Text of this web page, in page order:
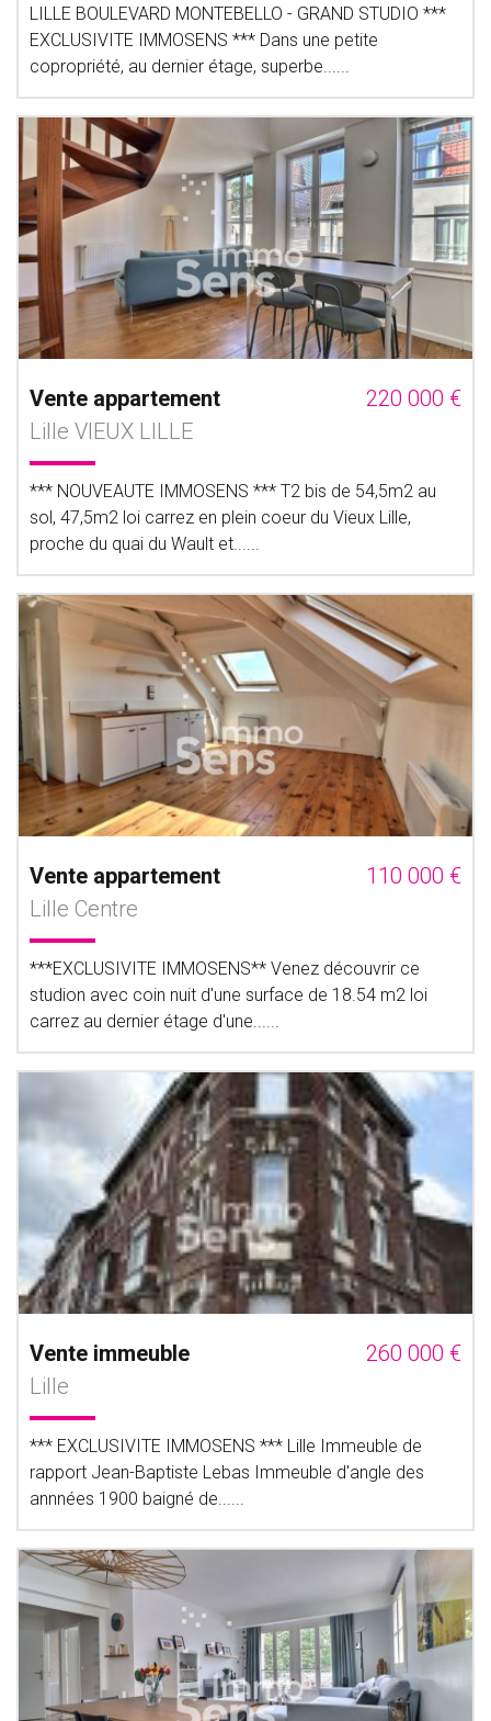
LILLE BOULEVARD MONTEBELLO - GRAND STUDIO ***
EXCLUSIVITE IMMOSENS *** Dans une petite
copropriété, au dernier étage, superbe......
Vente appartement
220 000 €
Lille VIEUX LILLE
*** NOUVEAUTE IMMOSENS *** T2 bis de 54,5m2 au
sol, 47,5m2 loi carrez en plein coeur du Vieux Lille,
proche du quai du Wault et......
Vente appartement
110 000 €
Lille Centre
***EXCLUSIVITE IMMOSENS** Venez découvrir ce
studion avec coin nuit d'une surface de 18.54 m2 loi
carrez au dernier étage d'une......
Vente immeuble
260 000 €
Lille
*** EXCLUSIVITE IMMOSENS *** Lille Immeuble de
rapport Jean-Baptiste Lebas Immeuble d'angle des
annnées 1900 baigné de......